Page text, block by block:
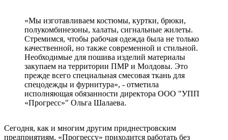
«Мы изготавливаем костюмы, куртки, брюки,
полукомбинезоны, халаты, сигнальные жилеты.
Стремимся, чтобы рабочая одежда была не только
качественной, но также современной и стильной.
Необходимые для пошива изделий материалы
закупаем на территории ПМР и Молдовы. Это
прежде всего специальная смесовая ткань для
спецодежды и фурнитура», - отметила
исполняющая обязанности директора ООО "УПП
«Прогресс»" Ольга Шалаева.
Сегодня, как и многим другим приднестровским
предприятиям, «Прогрессу» приходится работать без